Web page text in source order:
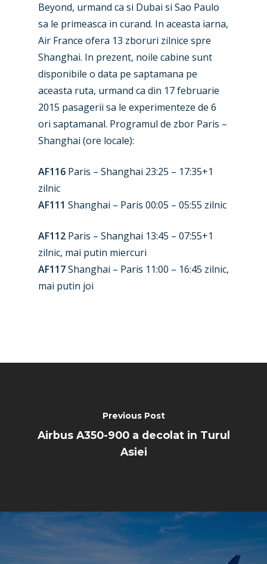
Beyond, urmand ca si Dubai si Sao Paulo
sa le primeasca in curand. In aceasta iarna,
Air France ofera 13 zboruri zilnice spre
Shanghai. In prezent, noile cabine sunt
disponibile o data pe saptamana pe
aceasta ruta, urmand ca din 17 februarie
2015 pasagerii sa le experimenteze de 6
ori saptamanal. Programul de zbor Paris –
Shanghai (ore locale):
AF116 Paris – Shanghai 23:25 – 17:35+1
zilnic
AF111 Shanghai – Paris 00:05 – 05:55 zilnic
AF112 Paris – Shanghai 13:45 – 07:55+1
zilnic, mai putin miercuri
AF117Shanghai – Paris 11:00 – 16:45 zilnic,
mai putin joi
Previous Post
Airbus A350-900 a decolat in Turul
Asiei
New Routes
Industry
Accidents / Incidents
Airshows
Dubai 2025
Paris 2025
Paris 2023
Farnborough 2022
Business Jets
Military
Jobs
Contact